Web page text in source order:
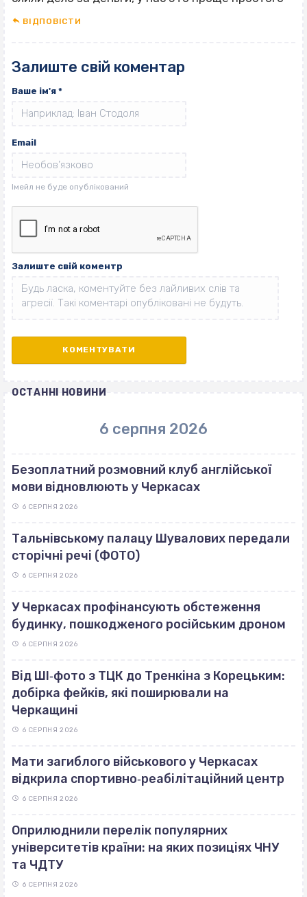
ВІДПОВІCТИ
Залиште свій коментар
Ваше ім'я *
Email
Залиште свій коментр
ОСТАННІ НОВИНИ
6 серпня 2026
Безоплатний розмовний клуб англійської
мови відновлюють у Черкасах
6 СЕРПНЯ 2026
Тальнівському палацу Шувалових передали
сторічні речі (ФОТО)
6 СЕРПНЯ 2026
У Черкасах профінансують обстеження
будинку, пошкодженого російським дроном
6 СЕРПНЯ 2026
Від ШІ‐фото з ТЦК до Тренкіна з Корецьким:
добірка фейків, які поширювали на
Черкащині
6 СЕРПНЯ 2026
Мати загиблого військового у Черкасах
відкрила спортивно‐реабілітаційний центр
6 СЕРПНЯ 2026
Оприлюднили перелік популярних
університетів країни: на яких позиціях ЧНУ
та ЧДТУ
6 СЕРПНЯ 2026